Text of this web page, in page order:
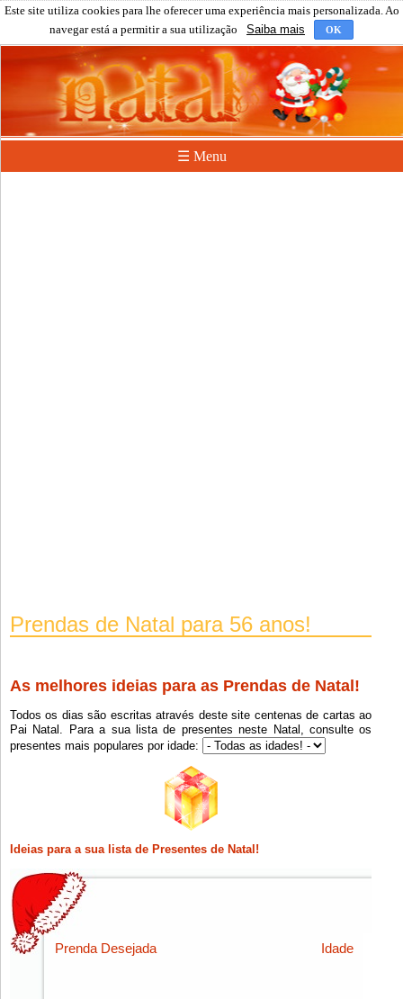
Este site utiliza cookies para lhe oferecer uma experiência mais personalizada. Ao
navegar está a permitir a sua utilização
Saiba mais OK
☰ Menu
Prendas de Natal para 56 anos!
As melhores ideias para as Prendas de Natal!
Todos os dias são escritas através deste site centenas de cartas ao
Pai Natal. Para a sua lista de presentes neste Natal, consulte os
presentes mais populares por idade:
Ideias para a sua lista de Presentes de Natal!
Idade
Prenda Desejada